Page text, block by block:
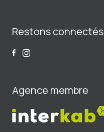
Restons connectés
Agence membre